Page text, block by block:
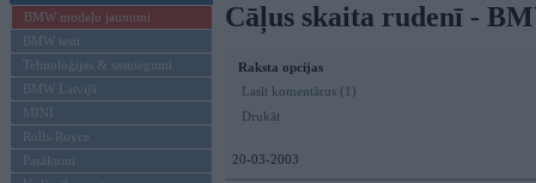
BMW modeļu jaunumi
BMW testi
Tehnoloģijas & sasniegumi
BMW Latvijā
MINI
Rolls-Royce
Pasākumi
Cāļus skaita rudenī -
Raksta opcijas
Lasīt komentārus (1)
Drukāt
20-03-2003